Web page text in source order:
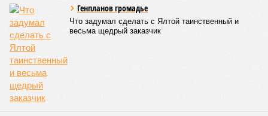
которая все больше расходится с реальным положением
дел? Именно на этот вопрос сегодня больше всего ждут
ответа дольщики ЖК «Станция Л».
Украинскому
кандидату в